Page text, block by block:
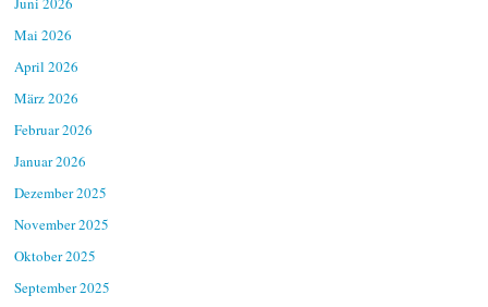
Mai 2026
April 2026
März 2026
Februar 2026
Januar 2026
Dezember 2025
November 2025
Oktober 2025
September 2025